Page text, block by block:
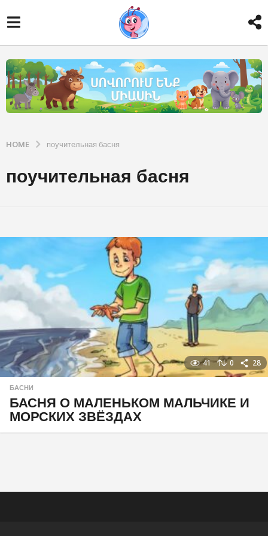
HOME поучительная басня
поучительная басня
41 0 28
БАСНИ
БАСНЯ О МАЛЕНЬКОМ МАЛЬЧИКЕ И
МОРСКИХ ЗВЁЗДАХ